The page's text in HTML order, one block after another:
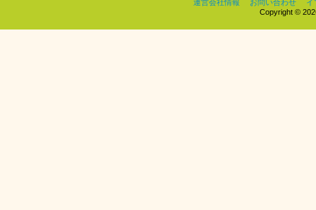
運営会社情報
お問い合わせ
イ
Copyright ©